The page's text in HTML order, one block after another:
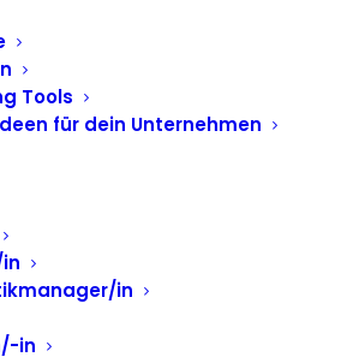
Tools
für dein Unternehmen
in
in
und
Mosaik
Vereins
kam eine Fotobox mit Mosaik
aus Photobooth und
bot den Gästen eine kreative